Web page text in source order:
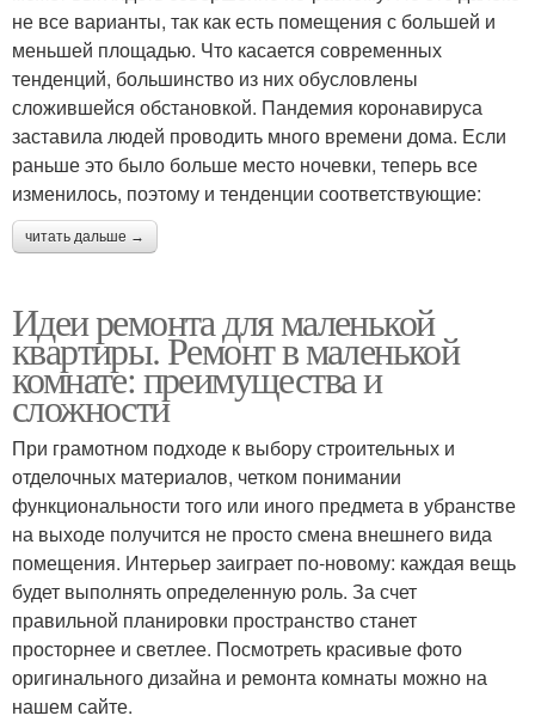
не все варианты, так как есть помещения с большей и
меньшей площадью. Что касается современных
тенденций, большинство из них обусловлены
сложившейся обстановкой. Пандемия коронавируса
заставила людей проводить много времени дома. Если
раньше это было больше место ночевки, теперь все
изменилось, поэтому и тенденции соответствующие:
читать дальше →
Идеи ремонта для маленькой
квартиры. Ремонт в маленькой
комнате: преимущества и
сложности
При грамотном подходе к выбору строительных и
отделочных материалов, четком понимании
функциональности того или иного предмета в убранстве
на выходе получится не просто смена внешнего вида
помещения. Интерьер заиграет по-новому: каждая вещь
будет выполнять определенную роль. За счет
правильной планировки пространство станет
просторнее и светлее. Посмотреть красивые фото
оригинального дизайна и ремонта комнаты можно на
нашем сайте.